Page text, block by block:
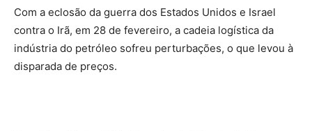
Com a eclosão da guerra dos Estados Unidos e Israel
contra o Irã, em 28 de fevereiro, a cadeia logística da
indústria do petróleo sofreu perturbações, o que levou à
disparada de preços.